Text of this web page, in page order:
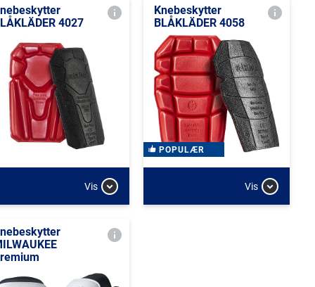
4027
Vis
Knebeskytter
BLÅKLÄDER 4058
POPULÆR
Vis